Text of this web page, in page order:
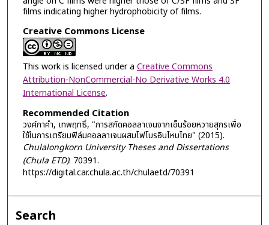
films indicating higher hydrophobicity of films.
Creative Commons License
This work is licensed under a Creative Commons
Attribution-NonCommercial-No Derivative Works 4.0
International License.
Recommended Citation
วงศ์ภาคำ, เทพฤทธิ์, "การสกัดคอลลาเจนจากเอ็นร้อยหวายสุกรเพื่อ
ใช้ในการเตรียมฟิล์มคอลลาเจนผสมไฟโบรอินไหมไทย" (2015).
Chulalongkorn University Theses and Dissertations
(Chula ETD). 70391.
https://digital.car.chula.ac.th/chulaetd/70391
Search